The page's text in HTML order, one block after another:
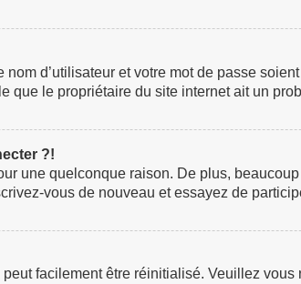
d’utilisateur et votre mot de passe
le propriétaire du site internet ait un
?!
une quelconque raison. De plus,
vous de nouveau et essayez de
facilement être réinitialisé. Veuillez